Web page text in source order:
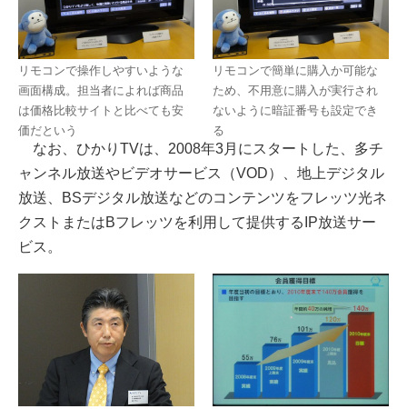
リモコンで操作しやすいような
画面構成。担当者によれば商品
は価格比較サイトと比べても安
価だという
リモコンで簡単に購入か可能な
ため、不用意に購入が実行され
ないように暗証番号も設定でき
る
なお、ひかりTVは、2008年3月にスタートした、多チ
ャンネル放送やビデオサービス（VOD）、地上デジタル
放送、BSデジタル放送などのコンテンツをフレッツ光ネ
クストまたはBフレッツを利用して提供するIP放送サー
ビス。